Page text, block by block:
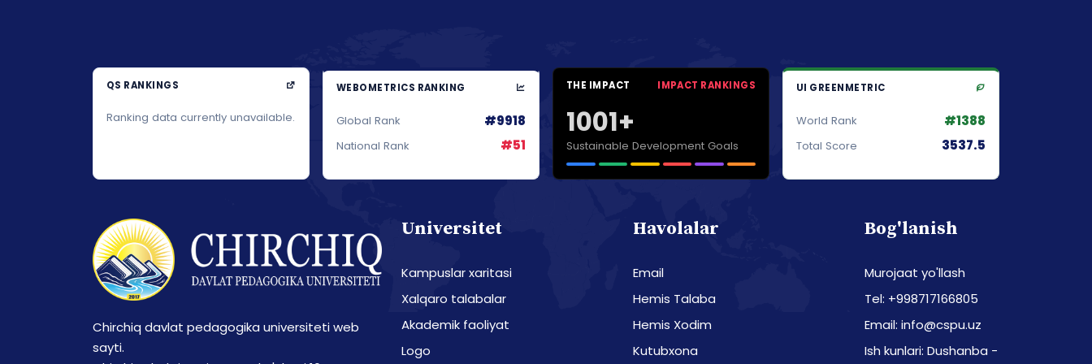
QS RANKINGS
Ranking data currently unavailable.
WEBOMETRICS RANKING
Global Rank #9918
National Rank #51
THE IMPACT IMPACT RANKINGS
1001+
Sustainable Development Goals
UI GREENMETRIC
World Rank #1388
Total Score 3537.5
Chirchiq davlat pedagogika universiteti web
sayti.
Universitet
Kampuslar xaritasi
Xalqaro talabalar
Akademik faoliyat
Logo
Havolalar
Email
Hemis Talaba
Hemis Xodim
Kutubxona
Bog'lanish
Murojaat yo'llash
Tel: +998717166805
Email: info@cspu.uz
Ish kunlari: Dushanba -